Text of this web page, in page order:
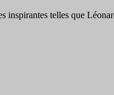
inspirantes telles que